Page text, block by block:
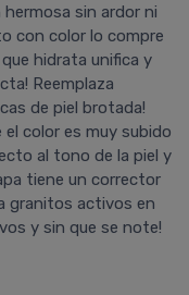
sin ardor ni
con color lo compre
hidrata unifica y
Reemplaza
de piel brotada!
color es muy subido
al tono de la piel y
tiene un corrector
granitos activos en
y sin que se note!